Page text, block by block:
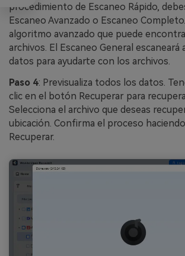
procedimiento de Escaneo Rápido,
Escaneo Avanzado o Escaneo
algoritmo avanzado que puede
archivos. El Escaneo General escaneará
datos para ayudarte con los archivos.
Paso 4: Previsualiza todos los datos.
clic en el botón Recuperar para
Selecciona el archivo que deseas
ubicación. Confirma el proceso
Recuperar.